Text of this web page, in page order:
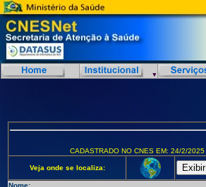
CADASTRADO NO CNES EM: 24/2/2025
Veja onde se localiza:
Nome: